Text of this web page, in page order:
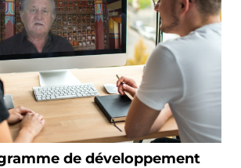
de développement